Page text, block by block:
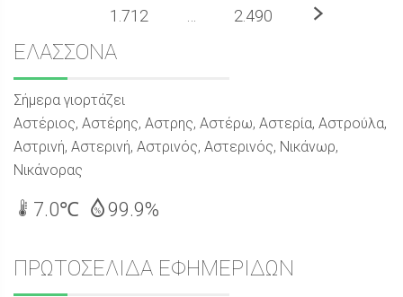
1.712
2.490 Επόμενο
Sidebar
ΕΛΑΣΣΟΝΑ
Σήμερα γιορτάζει
Αστέριος, Αστέρης, Αστρης, Αστέρω, Αστερία, Αστρούλα,
Αστρινή, Αστερινή, Αστρινός, Αστερινός, Νικάνωρ,
Νικάνορας
7.0℃ 99.9%
ΠΡΩΤΟΣΕΛΙΔΑ ΕΦΗΜΕΡΙΔΩΝ